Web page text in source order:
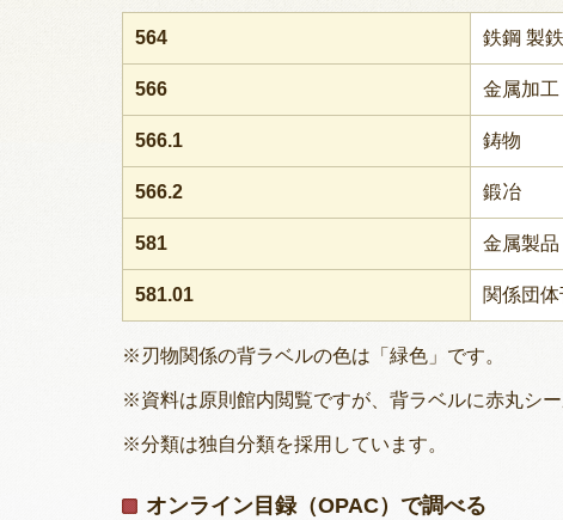
564 鉄鋼 製鉄
566 金属加工
566.1 鋳物
566.2 鍛冶
581 金属製品
581.01 関係団
※刃物関係の背ラベルの色は「緑色」です。
※資料は原則館内閲覧ですが、背ラベルに赤丸シ
※分類は独自分類を採用しています。
オンライン目録（OPAC）で調べる